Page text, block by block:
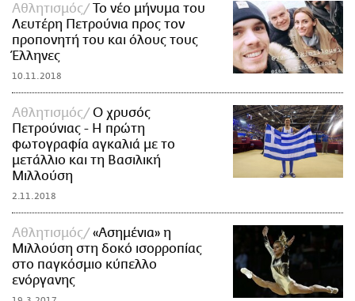
Αθλητισμός
Το νέο μήνυμα του
Λευτέρη Πετρούνια προς τον
προπονητή του και όλους τους
Έλληνες
10.11.2018
Αθλητισμός
Ο χρυσός
Πετρούνιας - Η πρώτη
φωτογραφία αγκαλιά με το
μετάλλιο και τη Βασιλική
Μιλλούση
2.11.2018
Αθλητισμός
«Ασημένια» η
Μιλλούση στη δοκό ισορροπίας
στο παγκόσμιο κύπελλο
ενόργανης